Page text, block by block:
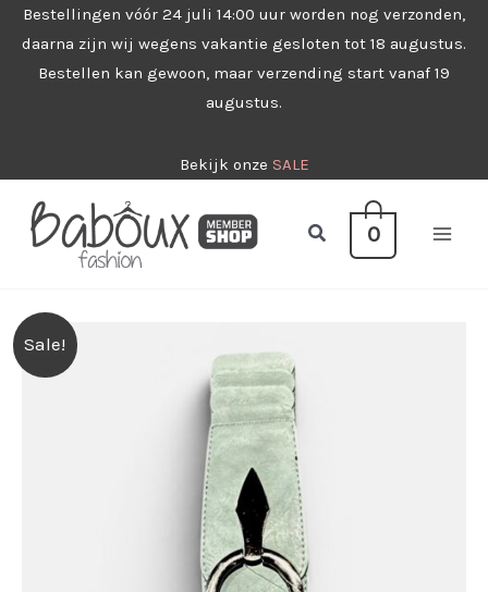
naar
Bestellingen vóór 24 juli 14:00 uur worden nog verzonden,
daarna zijn wij wegens vakantie gesloten tot 18 augustus.
Bestellen kan gewoon, maar verzending start vanaf 19
augustus.
Bekijk onze SALE
Zoeken0
Sale!